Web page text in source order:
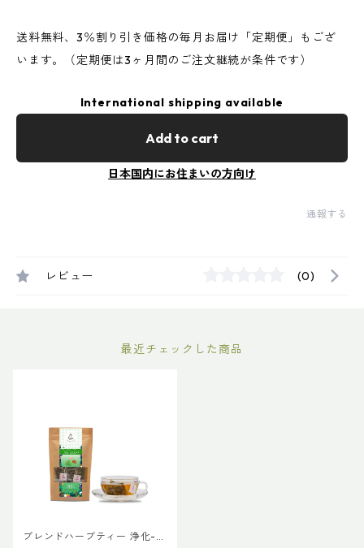
送料無料、3％割り引き価格の毎月お届け「定期便」もござ
います。（定期便は3ヶ月間のご注文継続が条件です）
International shipping available
Add to cart
日本国内にお住まいの方向け
通報する
レビュー (0)
最近チェックした商品
ブレンドハーブティー 浄化-J